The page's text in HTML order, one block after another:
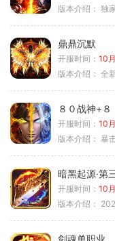
版本介绍： 独
鼎鼎沉默
开服时间： 10
版本介绍： 全
８０战神+８
开服时间： 10
版本介绍： 暴
暗黑起源·第
开服时间： 10
版本介绍：
剑魂单职业